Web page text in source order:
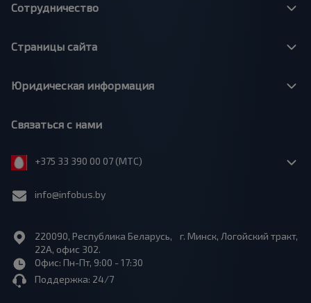
Сотрудничество
Страницы сайта
Юридическая информация
Связаться с нами
+375 33 390 00 07 (МТС)
info@infobus.by
220090, Республика Беларусь, г. Минск, Логойский тракт,
22А, офис 302.
Офис: Пн-Пт, 9:00 - 17:30
Поддержка: 24/7